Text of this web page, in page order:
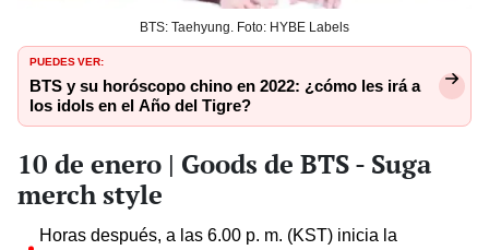
BTS: Taehyung. Foto: HYBE Labels
PUEDES VER:
BTS y su horóscopo chino en 2022: ¿cómo les irá a
los idols en el Año del Tigre?
10 de enero | Goods de BTS - Suga
merch style
Horas después, a las 6.00 p. m. (KST) inicia la